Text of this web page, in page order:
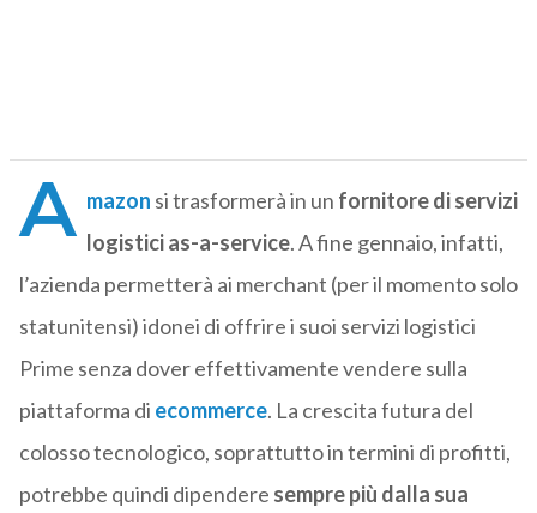
A mazon si trasformerà in un fornitore di servizi
logistici as-a-service. A fine gennaio, infatti,
l’azienda permetterà ai merchant (per il momento solo
statunitensi) idonei di offrire i suoi servizi logistici
Prime senza dover effettivamente vendere sulla
piattaforma di ecommerce. La crescita futura del
colosso tecnologico, soprattutto in termini di profitti,
potrebbe quindi dipendere sempre più dalla sua